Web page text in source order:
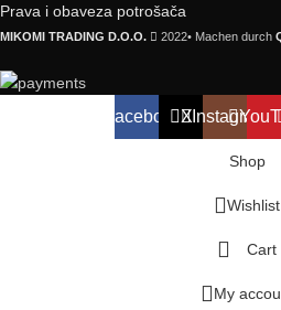
Prava i obaveza potrošača
MIKOMI TRADING D.O.O. 2022• Machen durch
FacebookX Instagram
Shop
Wishlist
Cart
My